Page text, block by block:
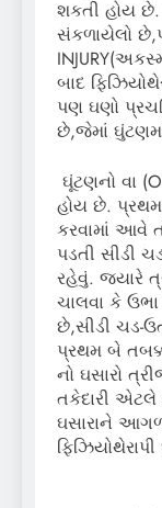
શકતી હોય છે.
સંકળાયેલો
બાદ
પણ ઘણો
છે,જેમાં
ઘૂંટણનો વા
હોય છે. પ્રથમ
કરવામાં આવે
પડતી સીડી
રહેવું. જ્યારે
ચાલવા કે
છે,સીડી ચડ-
પ્રથમ બે
નો ઘસારો
તકેદારી એટલે
ઘસારાને